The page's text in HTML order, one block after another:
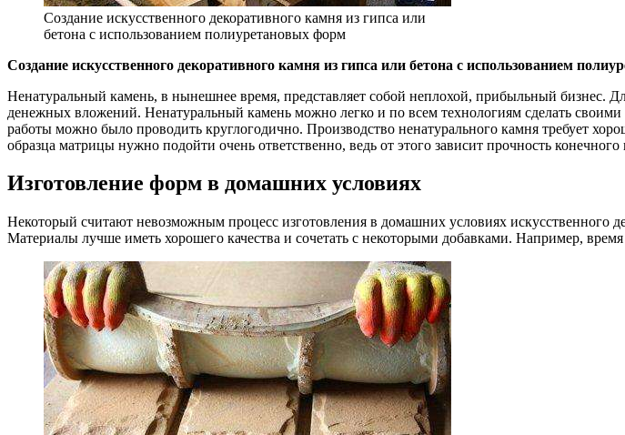
Создание искусственного декоративного камня из гипса или
бетона с использованием полиуретановых форм
Создание искусственного декоративного камня из гипса или бетона с использованием
Ненатуральный камень, в нынешнее время, представляет собой неплохой, прибыльный бизнес.
денежных вложений. Ненатуральный камень можно легко и по всем технологиям сделать
работы можно было проводить круглогодично. Производство ненатурального камня требует
образца матрицы нужно подойти очень ответственно, ведь от этого зависит прочность конечного
Изготовление форм в домашних условиях
Некоторый считают невозможным процесс изготовления в домашних условиях
Материалы лучше иметь хорошего качества и сочетать с некоторыми добавками. Например,